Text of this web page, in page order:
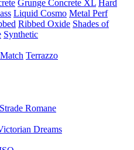
Grunge Concrete XL Hard
Liquid Cosmo Metal Perf
Ribbed Oxide Shades of
Synthetic
Match Terrazzo
Strade Romane
Dreams